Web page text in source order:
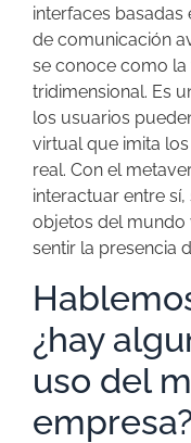
interfaces
de comunicación
se conoce como
tridimensional. Es
los usuarios
virtual que imita
real. Con el
interactuar entre
objetos del mundo
sentir la presencia
¿hay
uso del